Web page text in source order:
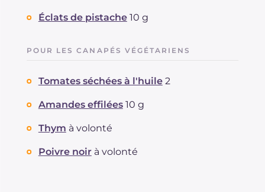
Éclats de pistache 10 g
POUR LES CANAPÉS VÉGÉTARIENS
Tomates séchées à l'huile 2
Amandes effilées 10 g
Thym à volonté
Poivre noir à volonté